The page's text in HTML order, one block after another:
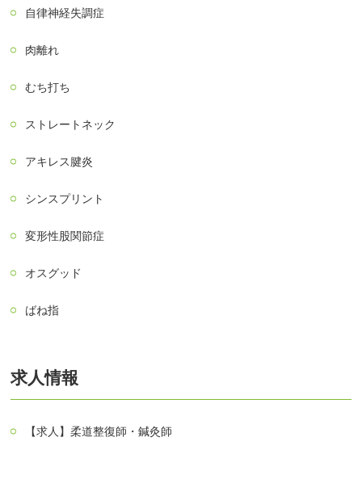
自律神経失調症
肉離れ
むち打ち
ストレートネック
アキレス腱炎
シンスプリント
変形性股関節症
オスグッド
ばね指
求人情報
【求人】柔道整復師・鍼灸師